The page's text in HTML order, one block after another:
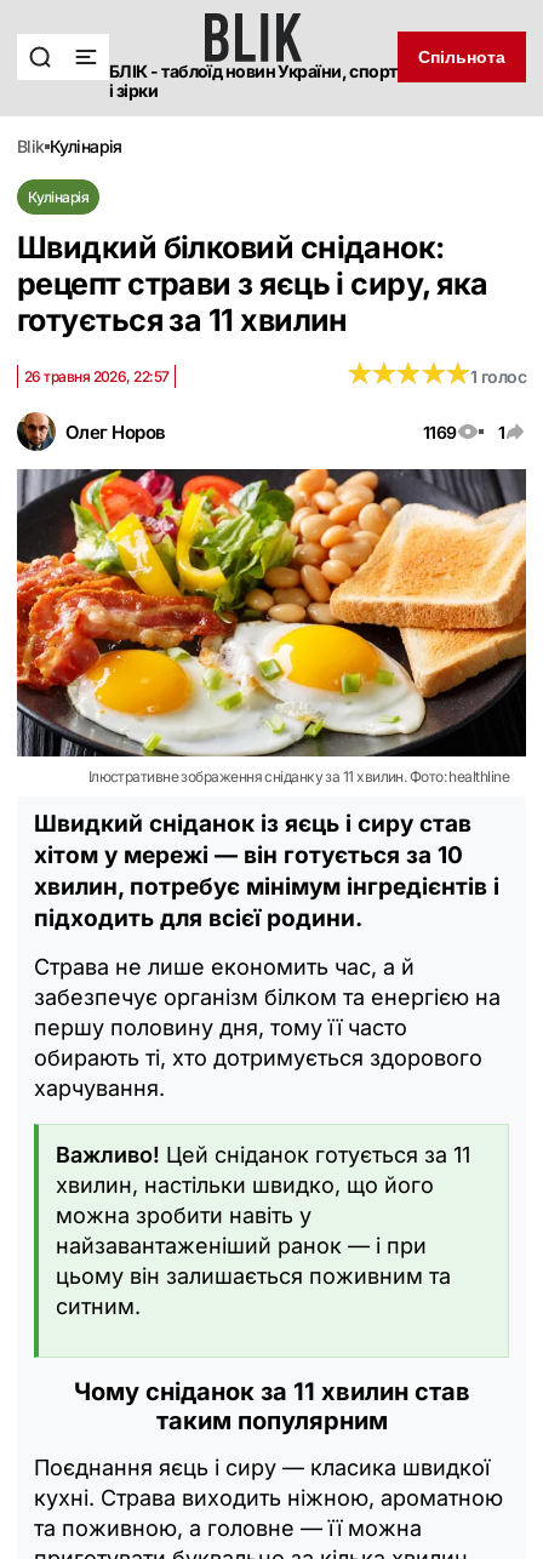
БЛІК - таблоїд новин України, спорт
і зірки
Спільнота
blik кулінарія
Кулінарія
Швидкий білковий сніданок:
рецепт страви з яєць і сиру, яка
готується за 11 хвилин
Олег Норов 1169 1
26 травня 2026, 22:57 ★★★★★
★★★★★1 голос
Ілюстративне зображення сніданку за 11 хвилин. Фото: healthline
Швидкий сніданок із яєць і сиру став
хітом у мережі — він готується за 10
хвилин, потребує мінімум інгредієнтів і
підходить для всієї родини.
Страва не лише економить час, а й
забезпечує організм білком та енергією на
першу половину дня, тому її часто
обирають ті, хто дотримується здорового
харчування.
Важливо! Цей сніданок готується за 11
хвилин, настільки швидко, що його
можна зробити навіть у
найзавантаженіший ранок — і при
цьому він залишається поживним та
ситним.
Чому сніданок за 11 хвилин став
таким популярним
Поєднання яєць і сиру — класика швидкої
кухні. Страва виходить ніжною, ароматною
та поживною, а головне — її можна